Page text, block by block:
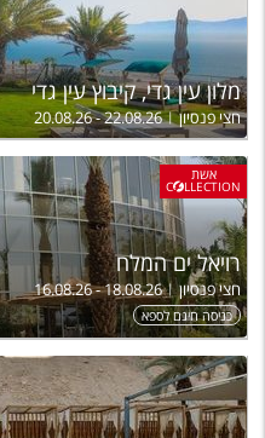
מלון עין גדי, קיבוץ עין גדי
חצי פנסיון 20.08.26 - 22.08.26
אשת
C LLECTION
רויאל ים המלח
חצי פנסיון 16.08.26 - 18.08.26
כניסה חינם לספא